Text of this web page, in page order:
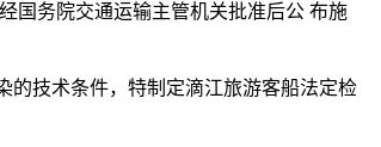
国务院交通运输主管机关批准后公 布施
的技术条件，特制定滴江旅游客船法定检